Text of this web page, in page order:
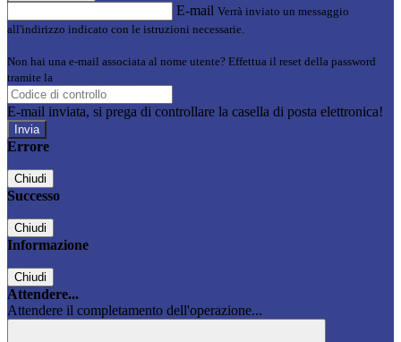
E-mail Verrà inviato un messaggio
all'indirizzo indicato con le istruzioni necessarie.
Non hai una e-mail associata al nome utente? Effettua il reset della password
tramite la
E-mail inviata, si prega di controllare la casella di posta elettronica!
Errore
Chiudi
Successo
Chiudi
Informazione
Chiudi
Attendere...
Attendere il completamento dell'operazione...